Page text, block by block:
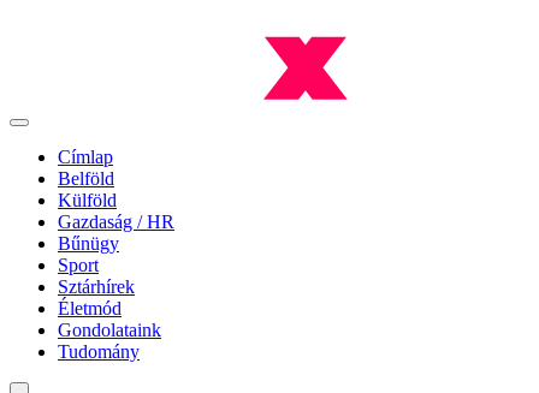
Címlap
Belföld
Külföld
Gazdaság / HR
Bűnügy
Sport
Sztárhírek
Életmód
Gondolataink
Tudomány